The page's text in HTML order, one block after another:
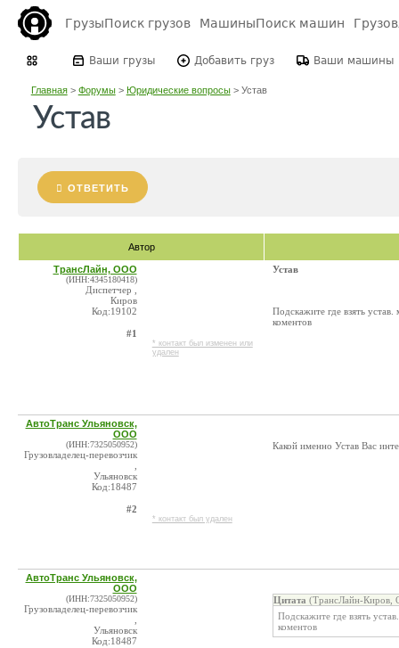
ГрузыПоиск грузов МашиныПоиск машин
Ваши грузы Добавить груз Ваши машины
Главная> Форумы> Юридические вопросы> Устав
Устав
ОТВЕТИТЬ
Автор
ТрансЛайн, ООО
(ИНН:4345180418)
Диспетчер ,
Киров
Код:19102
#1
* контакт был изменен или
удален
Устав
Подскажите где взять
коментов
АвтоТранс Ульяновск,
ООО
(ИНН:7325050952)
Грузовладелец-перевозчик
Ульяновск
Код:18487
#2
* контакт был удален
Какой именно Устав Вас
АвтоТранс Ульяновск,
ООО
(ИНН:7325050952)
Грузовладелец-перевозчик
Ульяновск
Код:18487
Цитата (ТрансЛайн-Киров,
Подскажите где взять
коментов